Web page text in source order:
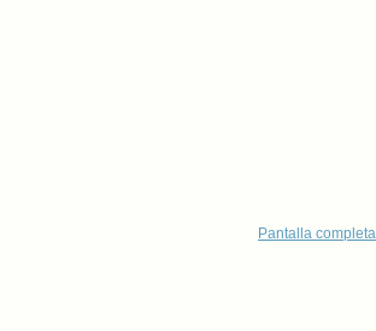
Pantalla completa